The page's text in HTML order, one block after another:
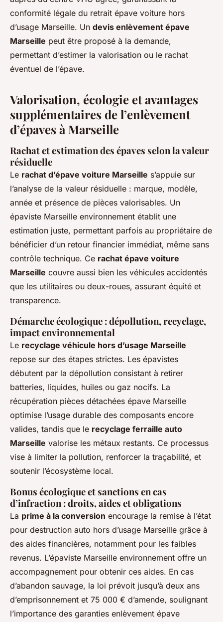
conformité légale du retrait épave voiture hors
d’usage Marseille. Un devis enlèvement épave
Marseille peut être proposé à la demande,
permettant d’estimer la valorisation ou le rachat
éventuel de l’épave.
Valorisation, écologie et avantages
supplémentaires de l’enlèvement
d’épaves à Marseille
Rachat et estimation des épaves selon la valeur
résiduelle
Le rachat d’épave voiture Marseille s’appuie sur
l’analyse de la valeur résiduelle : marque, modèle,
année et présence de pièces valorisables. Un
épaviste Marseille environnement établit une
estimation juste, permettant parfois au propriétaire de
bénéficier d’un retour financier immédiat, même sans
contrôle technique. Ce rachat épave voiture
Marseille couvre aussi bien les véhicules accidentés
que les utilitaires ou deux-roues, assurant équité et
transparence.
Démarche écologique : dépollution, recyclage,
impact environnemental
Le recyclage véhicule hors d’usage Marseille
repose sur des étapes strictes. Les épavistes
débutent par la dépollution consistant à retirer
batteries, liquides, huiles ou gaz nocifs. La
récupération pièces détachées épave Marseille
optimise l’usage durable des composants encore
valides, tandis que le recyclage ferraille auto
Marseille valorise les métaux restants. Ce processus
vise à limiter la pollution, renforcer la traçabilité, et
soutenir l’écosystème local.
Bonus écologique et sanctions en cas
d’infraction : droits, aides et obligations
La prime à la conversion encourage la remise à l’état
pour destruction auto hors d’usage Marseille grâce à
des aides financières, notamment pour les faibles
revenus. L’épaviste Marseille environnement offre un
accompagnement pour obtenir ces aides. En cas
d’abandon sauvage, la loi prévoit jusqu’à deux ans
d’emprisonnement et 75 000 € d’amende, soulignant
l’importance des garanties enlèvement épave